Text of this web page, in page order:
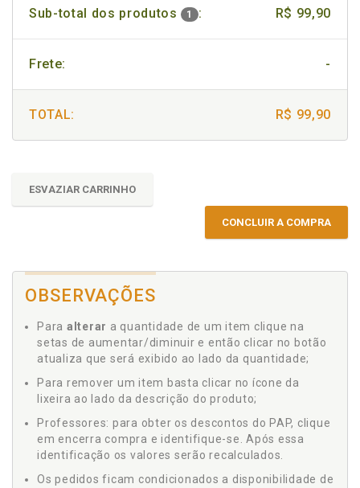
Sub-total dos produtos 1 : R$ 99,90
Frete: -
TOTAL: R$ 99,90
ESVAZIAR CARRINHO
CONCLUIR A COMPRA
OBSERVAÇÕES
Para alterar a quantidade de um item clique na
setas de aumentar/diminuir e então clicar no botão
atualiza que será exibido ao lado da quantidade;
Para remover um item basta clicar no ícone da
lixeira ao lado da descrição do produto;
Professores: para obter os descontos do PAP, clique
em encerra compra e identifique-se. Após essa
identificação os valores serão recalculados.
Os pedidos ficam condicionados a disponibilidade de